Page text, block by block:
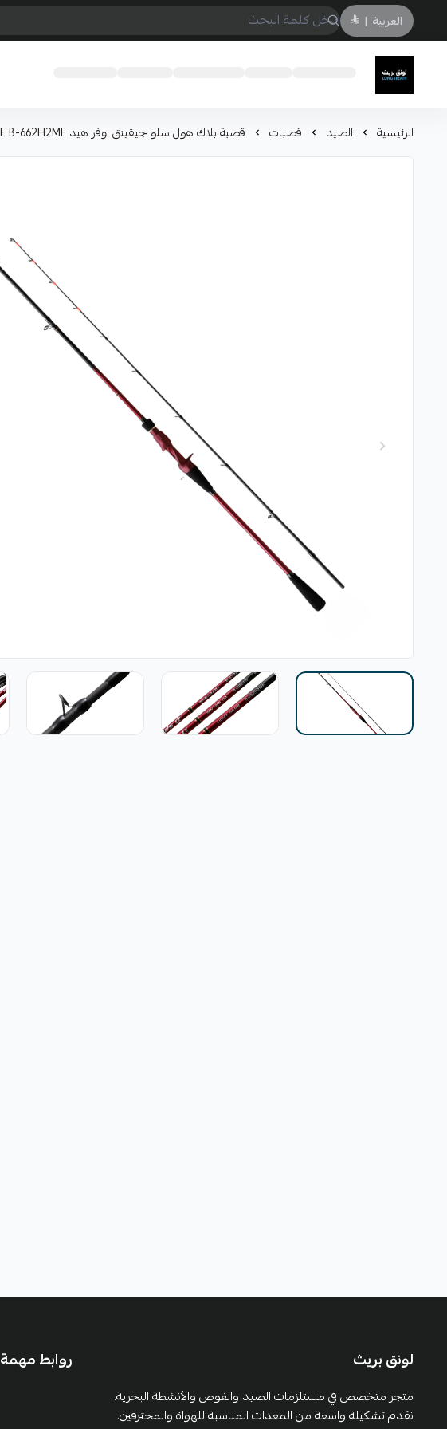
العربية |
لونق بريث
الرئيسية الصيد قصبات قصبة بلاك هول سلو جيقينق اوفر هيد LIGHT GAME B-662H2MF
لونق بريث
متجر متخصص في مستلزمات الصيد والغوص والأنشطة البحرية.
نقدم تشكيلة واسعة من المعدات المناسبة للهواة والمحترفين.
روابط مهمة